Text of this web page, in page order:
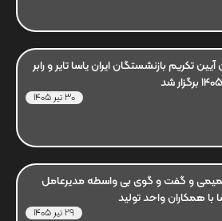
تکریم بازنشستگان ایران یاسا تایر و رابر
30 تیر 1405
و گفت و گوی بی واسطه مدیرعامل
با همکاران واحد تولید
29 تیر 1405